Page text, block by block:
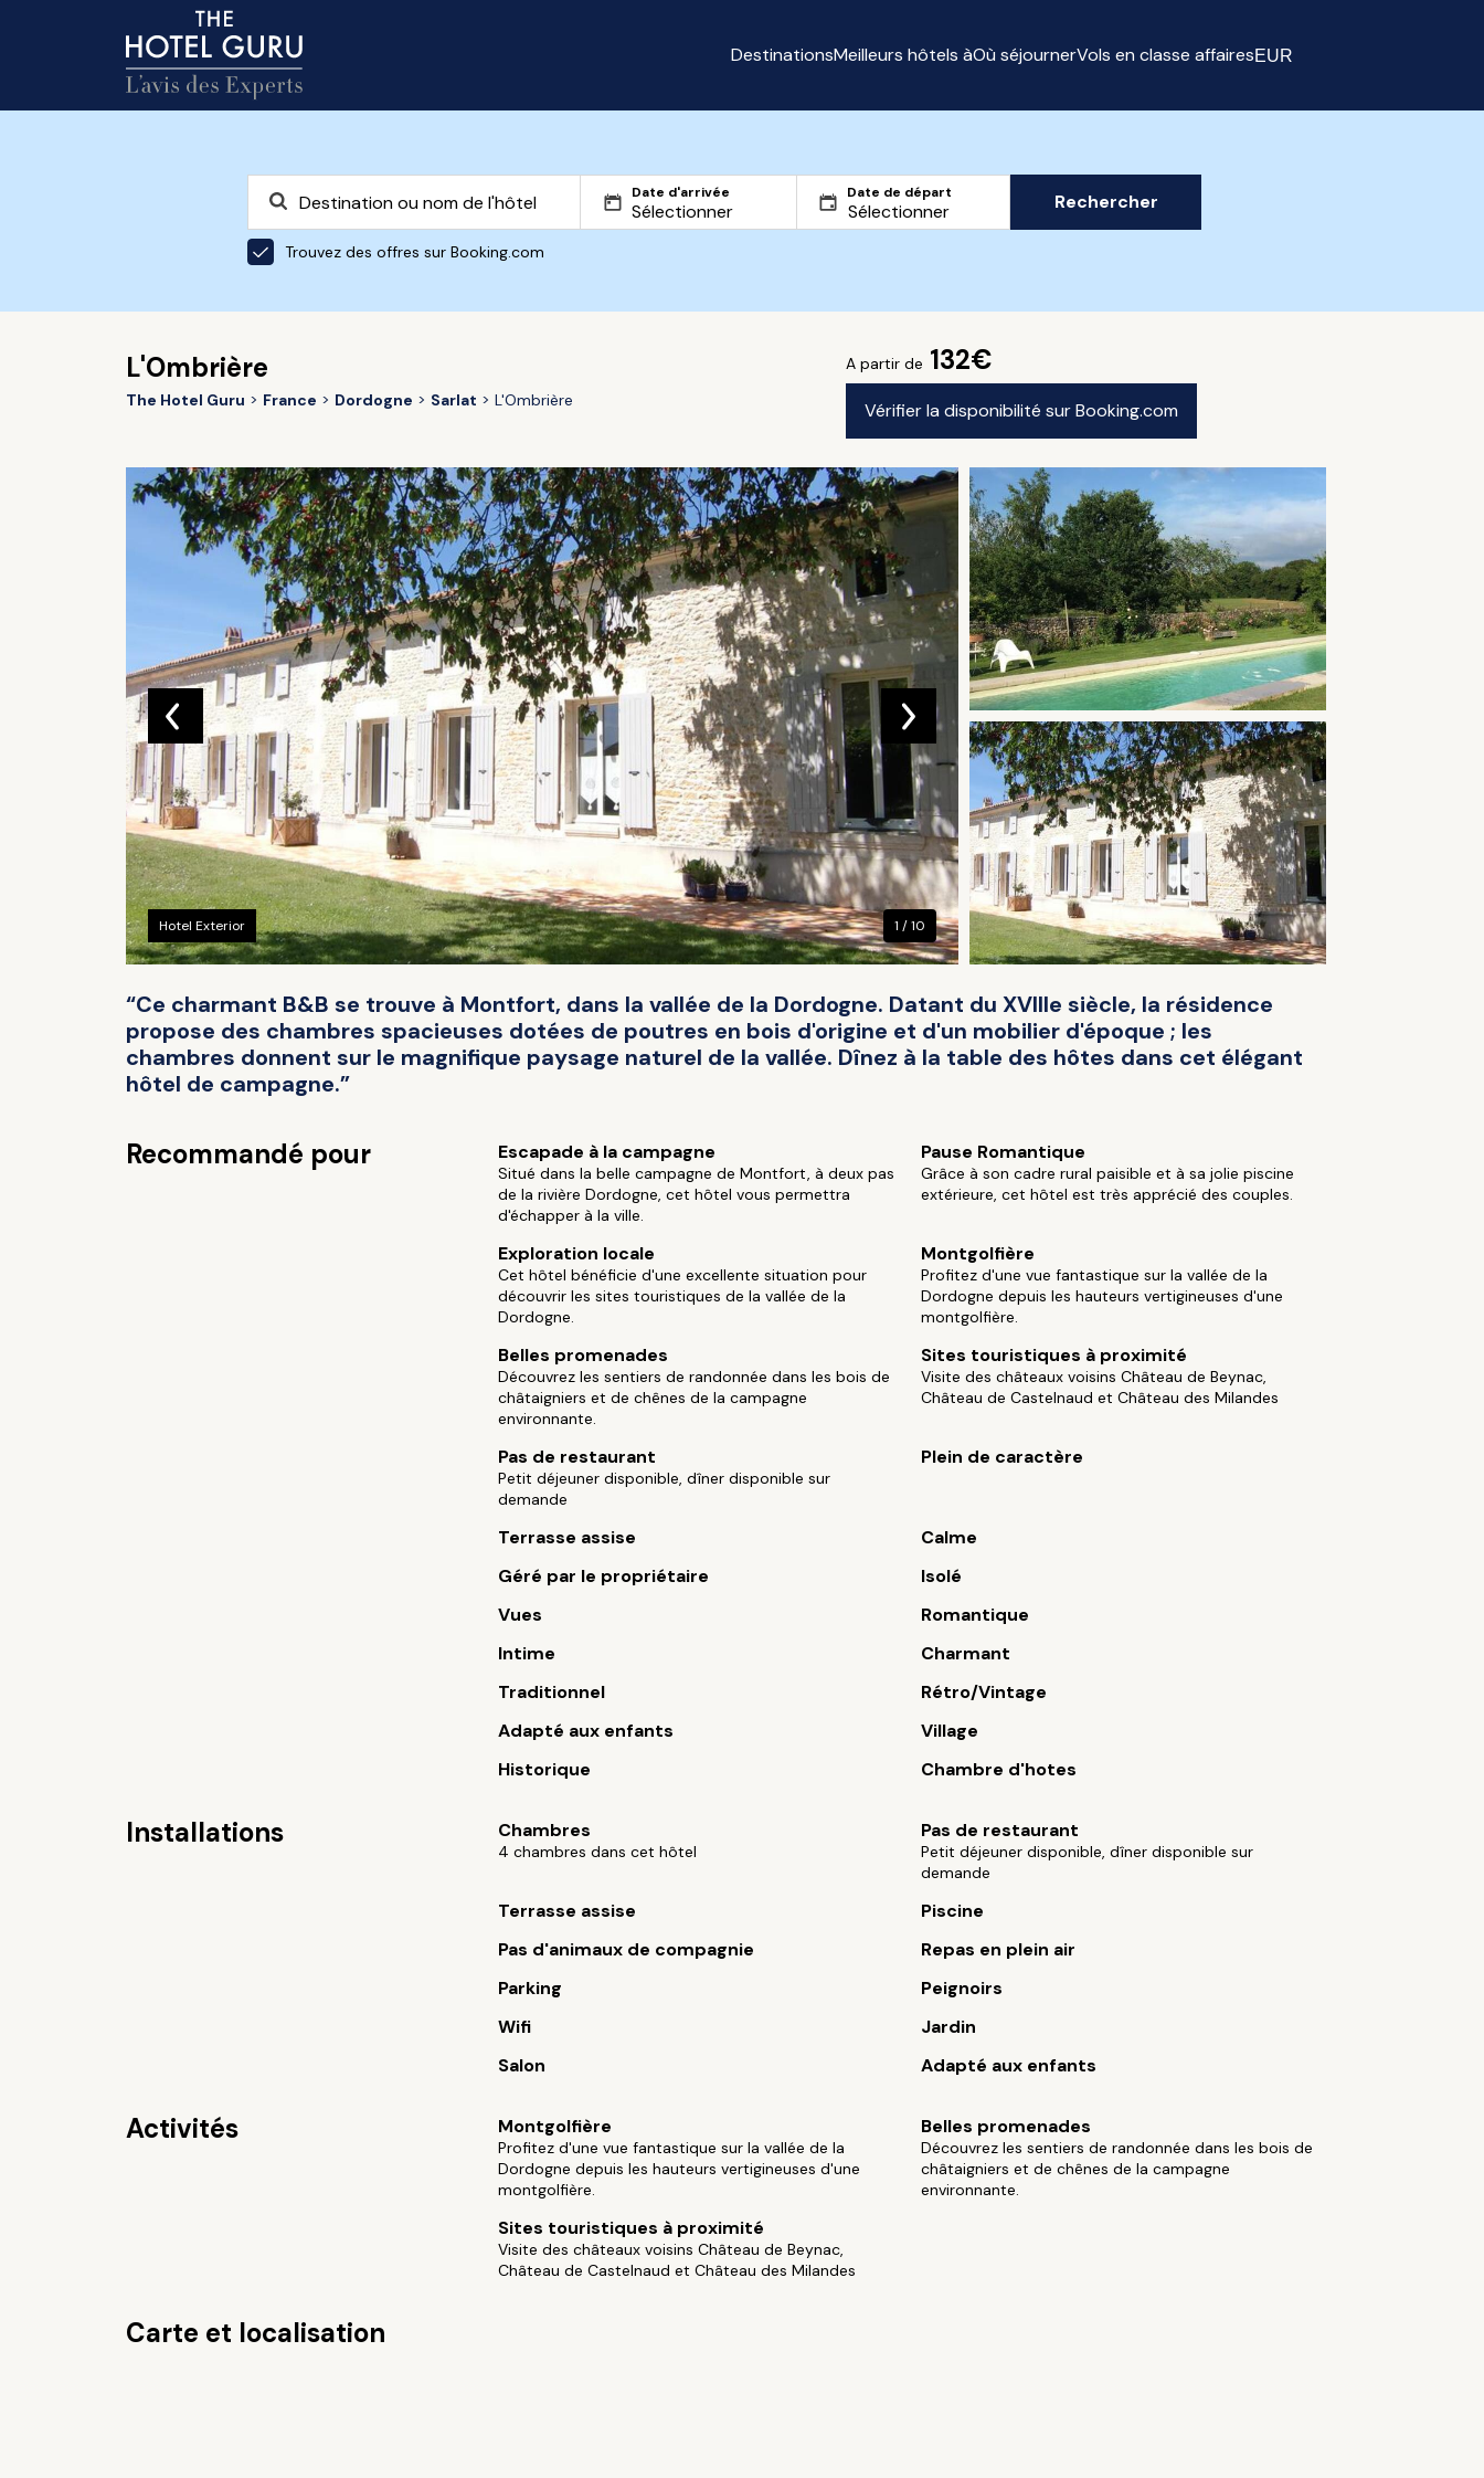
DestinationsMeilleurs hôtels àOù séjournerVols en classe affairesEUR
Date d'arrivée Date de départ
Trouvez des offres sur Booking.com
Rechercher
L'Ombrière
The Hotel Guru France Dordogne Sarlat L'Ombrière
A partir de 132€
Vérifier la disponibilité sur Booking.com
Hotel Exterior 1 / 10
“Ce charmant B&B se trouve à Montfort, dans la vallée de la Dordogne. Datant du XVIIIe siècle, la résidence
propose des chambres spacieuses dotées de poutres en bois d'origine et d'un mobilier d'époque ; les
chambres donnent sur le magnifique paysage naturel de la vallée. Dînez à la table des hôtes dans cet élégant
hôtel de campagne.”
Recommandé pour Escapade à la campagne
Situé dans la belle campagne de Montfort, à deux pas
de la rivière Dordogne, cet hôtel vous permettra
d'échapper à la ville.
Pause Romantique
Grâce à son cadre rural paisible et à sa jolie piscine
extérieure, cet hôtel est très apprécié des couples.
Exploration locale
Cet hôtel bénéficie d'une excellente situation pour
découvrir les sites touristiques de la vallée de la
Dordogne.
Montgolfière
Profitez d'une vue fantastique sur la vallée de la
Dordogne depuis les hauteurs vertigineuses d'une
montgolfière.
Belles promenades
Découvrez les sentiers de randonnée dans les bois de
châtaigniers et de chênes de la campagne
environnante.
Sites touristiques à proximité
Visite des châteaux voisins Château de Beynac,
Château de Castelnaud et Château des Milandes
Pas de restaurant
Petit déjeuner disponible, dîner disponible sur
demande
Plein de caractère
Terrasse assise
Calme
Géré par le propriétaire
Isolé
Vues
Romantique
Intime
Charmant
Traditionnel
Rétro/Vintage
Adapté aux enfants
Village
Historique
Chambre d'hotes
Installations Chambres
4 chambres dans cet hôtel
Pas de restaurant
Petit déjeuner disponible, dîner disponible sur
demande
Terrasse assise
Piscine
Pas d'animaux de compagnie
Repas en plein air
Parking
Peignoirs
Wifi
Jardin
Salon
Adapté aux enfants
Activités Montgolfière
Profitez d'une vue fantastique sur la vallée de la
Dordogne depuis les hauteurs vertigineuses d'une
montgolfière.
Belles promenades
Découvrez les sentiers de randonnée dans les bois de
châtaigniers et de chênes de la campagne
environnante.
Sites touristiques à proximité
Visite des châteaux voisins Château de Beynac,
Château de Castelnaud et Château des Milandes
Carte et localisation